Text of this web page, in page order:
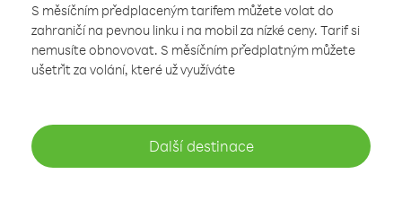
S měsíčním předplaceným tarifem můžete volat do
zahraničí na pevnou linku i na mobil za nízké ceny. Tarif si
nemusíte obnovovat. S měsíčním předplatným můžete
ušetřit za volání, které už využíváte
Další destinace